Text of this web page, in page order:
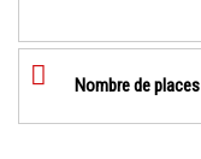
Nombre de